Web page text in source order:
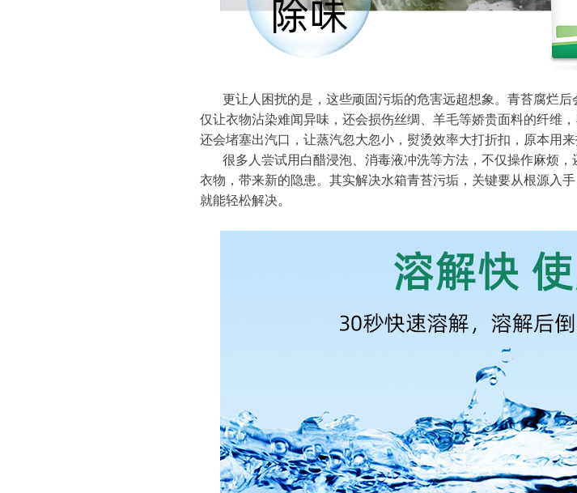
更让人困扰的是，这些顽固污垢的危害远超想象。青苔腐烂
仅让衣物沾染难闻异味，还会损伤丝绸、羊毛等娇贵面料的纤维
还会堵塞出汽口，让蒸汽忽大忽小，熨烫效率大打折扣，原本用
很多人尝试用白醋浸泡、消毒液冲洗等方法，不仅操作麻烦
衣物，带来新的隐患。其实解决水箱青苔污垢，关键要从根源入
就能轻松解决。